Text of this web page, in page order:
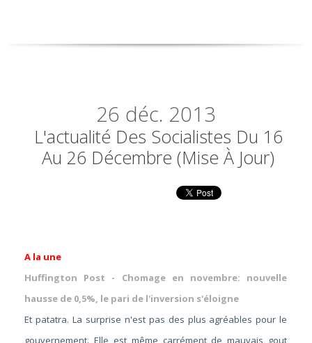
26 déc. 2013
L'actualité Des Socialistes Du 16
Au 26 Décembre (mise À Jour)
A la une
Huffington Post - Chomage en novembre: nouvelle
hausse de 0,5%, le pari de l'inversion s'éloigne
Et patatra. La surprise n'est pas des plus agréables pour le
gouvernement. Elle est même carrément de mauvais gout